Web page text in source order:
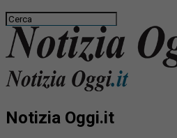
Notizia Oggi.it